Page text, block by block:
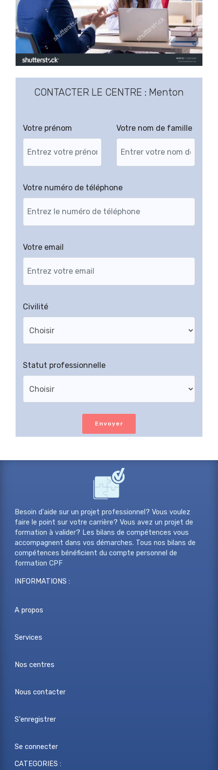
CONTACTER LE CENTRE : Menton
Votre prénom Votre nom de famille
Votre numéro de téléphone
Votre email
Civilité
Statut professionnelle
Envoyer
Besoin d'aide sur un projet professionnel? Vous voulez
faire le point sur votre carrière? Vous avez un projet de
formation à valider? Les bilans de compétences vous
accompagnent dans vos démarches. Tous nos bilans de
compétences bénéficient du compte personnel de
formation CPF
INFORMATIONS :
A propos
Services
Nos centres
Nous contacter
S'enregistrer
Se connecter
CATEGORIES :